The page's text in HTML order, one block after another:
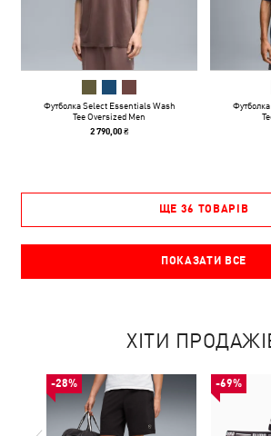
Футболка Select Essentials Wash
Tee Oversized Men
2 790,00 ₴
ЩЕ 36 ТОВАРІВ
ПОКАЗАТИ ВСЕ
ХІТИ
-28% -69%